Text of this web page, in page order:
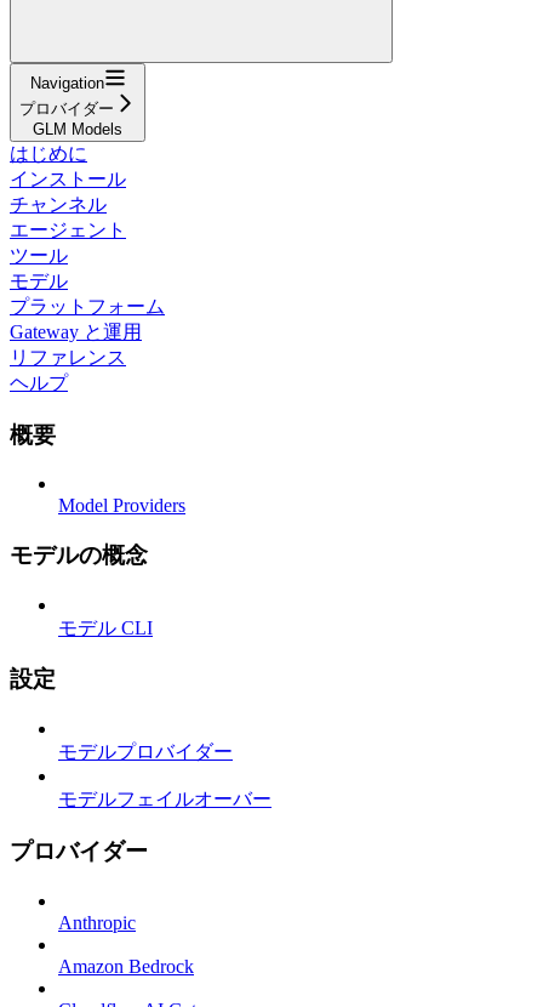
Navigation
プロバイダー
GLM Models
はじめに
インストール
チャンネル
エージェント
ツール
モデル
プラットフォーム
Gateway と運用
リファレンス
ヘルプ
概要
Model Providers
モデルの概念
モデル CLI
設定
モデルプロバイダー
モデルフェイルオーバー
プロバイダー
Anthropic
Amazon Bedrock